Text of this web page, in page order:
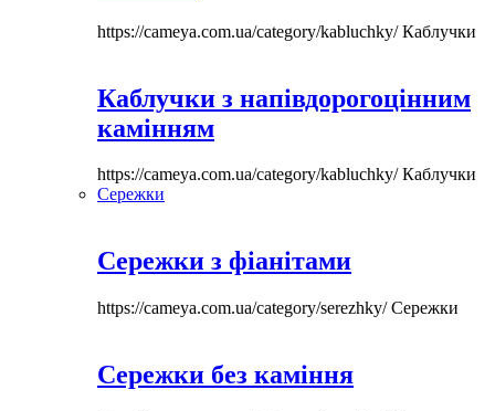
https://cameya.com.ua/category/kabluchky/Каблучки
Каблучки з напівдорогоцінним
камінням
https://cameya.com.ua/category/kabluchky/Каблучки
Сережки
Сережки з фіанітами
https://cameya.com.ua/category/serezhky/Сережки
Сережки без каміння